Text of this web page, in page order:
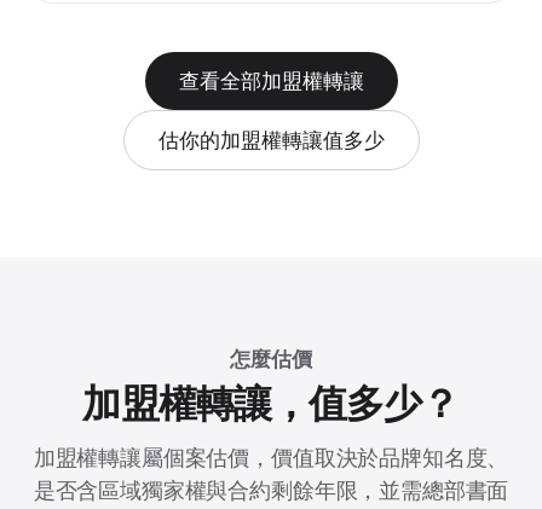
查看全部加盟權轉讓
估你的加盟權轉讓值多少
怎麼估價
加盟權轉讓，值多少？
加盟權轉讓屬個案估價，價值取決於品牌知名度、
是否含區域獨家權與合約剩餘年限，並需總部書面